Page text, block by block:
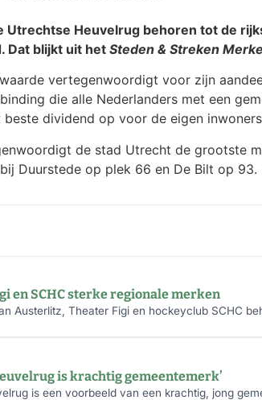
Utrechtse Heuvelrug behoren tot de
Dat blijkt uit het Steden & Streken
vertegenwoordigt voor zijn
die alle Nederlanders met een
dividend op voor de eigen
de stad Utrecht de grootste
Duurstede op plek 66 en De Bilt op
en SCHC sterke regionale merken
Austerlitz, Theater Figi en hockeyclub SCHC
is krachtig gemeentemerk’
is een voorbeeld van een krachtig, jong